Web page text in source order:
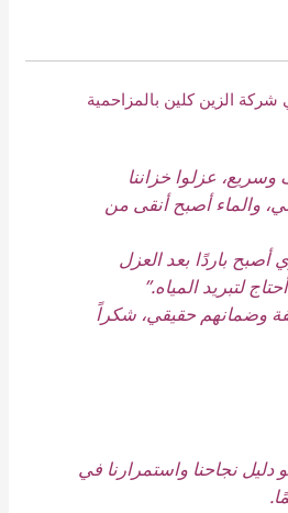
شركة الزين كلين بالمزاحمية
عزلوا خزاننا
والماء أصبح أنقى من
أصبح باردًا بعد العزل
لتبريد المياه.”
وضمانهم حقيقي، شكراً
دليل نجاحنا واستمرارنا في